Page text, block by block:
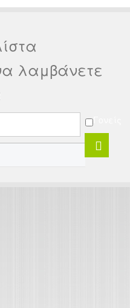
λαμβάνετε
Γονείς